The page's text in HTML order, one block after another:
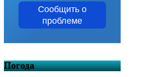
Сообщить о
проблеме
Погода